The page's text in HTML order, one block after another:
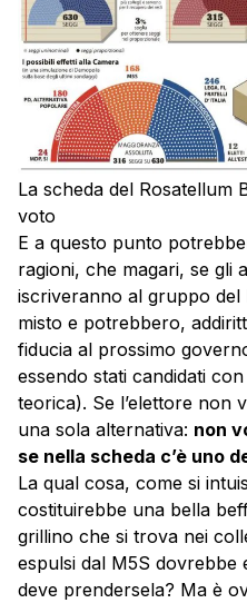
La scheda del Rosatellum
voto
E a questo punto
ragioni, che magari, se gli
iscriveranno al gruppo
misto e potrebbero,
fiducia al prossimo
essendo stati candidati
teorica). Se l’elettore non
una sola alternativa: non
se nella scheda c’è uno
La qual cosa, come si
costituirebbe una bella
grillino che si trova nei
espulsi dal M5S dovrebbe
deve prendersela? Ma è